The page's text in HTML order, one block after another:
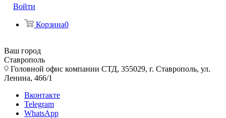
Войти
Корзина0
Ваш город
Ставрополь
Головной офис компании СТД, 355029, г. Ставрополь, ул.
Ленина, 466/1
Вконтакте
Telegram
WhatsApp